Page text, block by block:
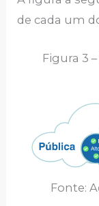
de cada um
Figura 3
Fonte: